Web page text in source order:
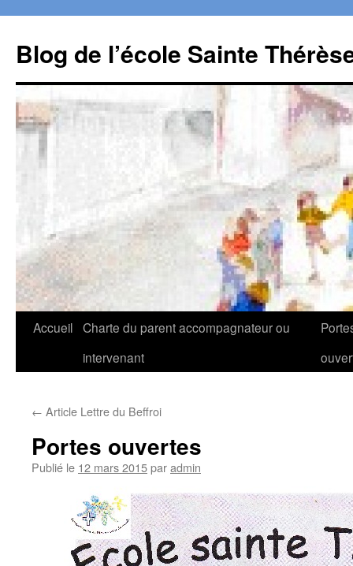
contenu
Blog de l’école Sainte
Accueil Charte du parent accompagnateur ou
intervenant
← Article Lettre du Beffroi
Portes ouvertes
Publié le 12 mars 2015paradmin